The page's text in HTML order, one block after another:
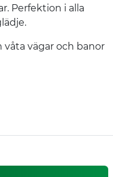
Perfektion i alla
vägar och banor